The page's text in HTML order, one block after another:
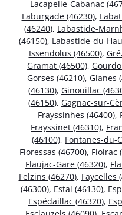
Lacapelle-Cabanac
Laburgade (46230),
(46240), Labastide-
(46150), Labastide-du-
Issendolus (46500),
Gramat (46500),
Gorses (46210), Glanes
(46130), Ginouillac
(46150), Gagnac-sur-
Frayssinhes (46400),
Frayssinet (46310),
(46100), Fontanes-du-
Floressas (46700), Floirac
Flaujac-Gare (46320),
Felzins (46270), Faycelles
(46300), Estal (46130),
Espédaillac (46320),